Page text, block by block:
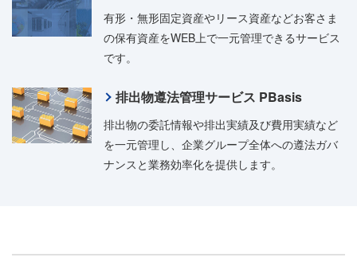
有形・無形固定資産やリース資産などお客さま
の保有資産をWEB上で一元管理できるサービス
です。
排出物遵法管理サービス PBasis
排出物の委託情報や排出実績及び費用実績など
を一元管理し、企業グループ全体への遵法ガバ
ナンスと業務効率化を提供します。